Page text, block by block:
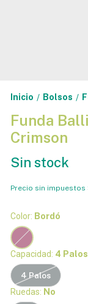
Inicio / Bolsos /
Funda
Crimson
Sin stock
Precio sin impuestos
Color: Bordó
Capacidad: 4 Palos
4 Palos
Ruedas: No